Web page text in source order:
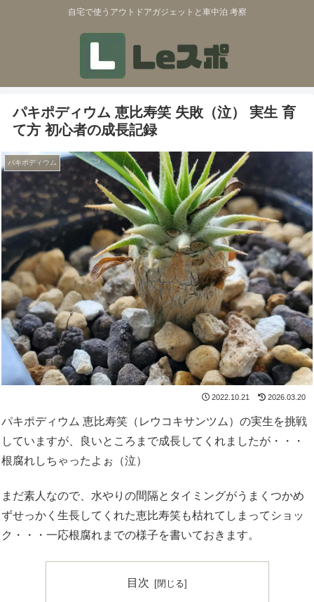
自宅で使うアウトドアガジェットと車中泊 考察
パキポディウム 恵比寿笑 失敗（泣） 実生 育
て方 初心者の成長記録
パキポディウム
2022.10.21 2026.03.20
パキポディウム 恵比寿笑（レウコキサンツム）の実生を挑戦
していますが、良いところまで成長してくれましたが・・・
根腐れしちゃったよぉ（泣）
まだ素人なので、水やりの間隔とタイミングがうまくつかめ
ずせっかく生長してくれた恵比寿笑も枯れてしまってショッ
ク・・・一応根腐れまでの様子を書いておきます。
目次